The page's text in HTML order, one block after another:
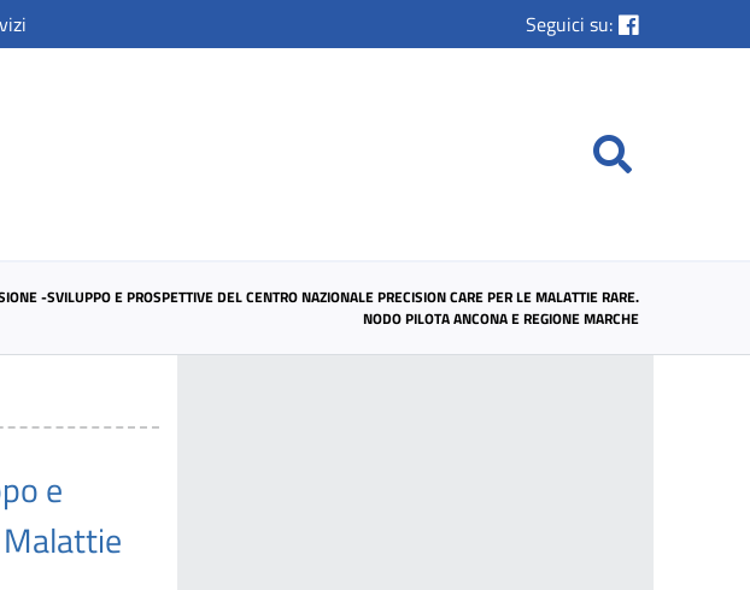
Seguici su:
-SVILUPPO E PROSPETTIVE DEL CENTRO NAZIONALE PRECISION CARE PER LE MALATTIE RARE.
NODO PILOTA ANCONA E REGIONE MARCHE
e